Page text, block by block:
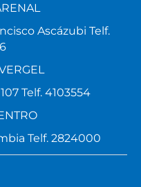
Ascázubi Telf.
Telf. 4103554
Telf. 2824000